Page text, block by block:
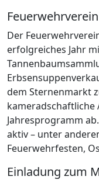
Der
erfolgreiches Jahr
dem Sternenmarkt
kameradschaftliche
Jahresprogramm
aktiv – unter
Feuerwehrfesten,
Einladung zum